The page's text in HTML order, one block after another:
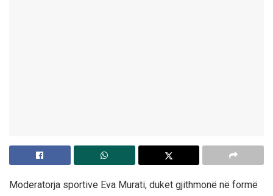
Moderatorja sportive Eva Murati, duket gjithmonë në formë